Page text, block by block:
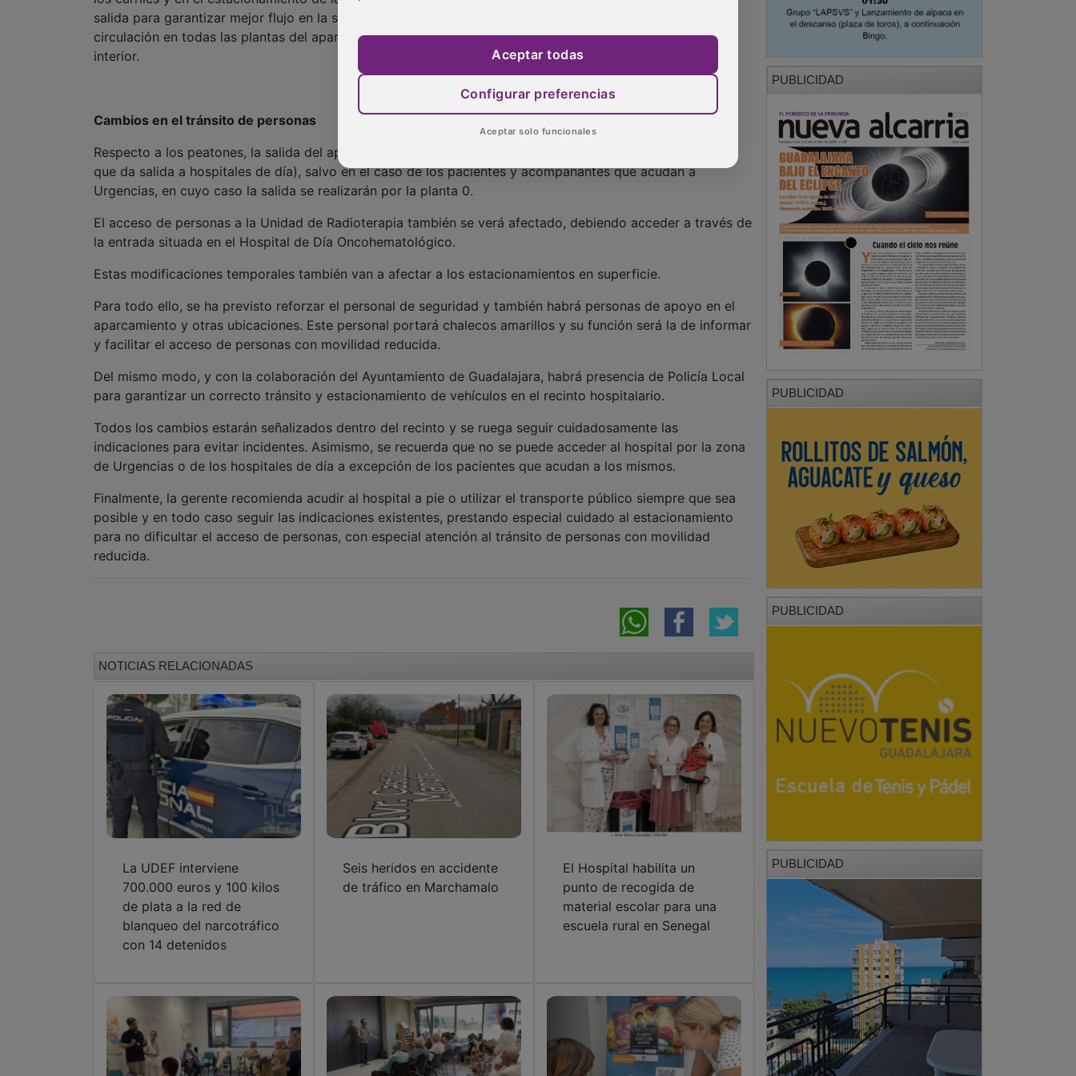
salida para garantizar mejor flujo en la salida. Del mismo modo, habrá cambios en los sentidos de
circulación en todas las plantas del aparcamiento, para lo que será necesario atender a la señalización
interior.
Cambios en el tránsito de personas
Respecto a los peatones, la salida del aparcamiento se realizará por la última planta del aparcamiento (la
que da salida a hospitales de día), salvo en el caso de los pacientes y acompañantes que acudan a
Urgencias, en cuyo caso la salida se realizarán por la planta 0.
El acceso de personas a la Unidad de Radioterapia también se verá afectado, debiendo acceder a través de
la entrada situada en el Hospital de Día Oncohematológico.
Estas modificaciones temporales también van a afectar a los estacionamientos en superficie.
Para todo ello, se ha previsto reforzar el personal de seguridad y también habrá personas de apoyo en el
aparcamiento y otras ubicaciones. Este personal portará chalecos amarillos y su función será la de informar
y facilitar el acceso de personas con movilidad reducida.
Del mismo modo, y con la colaboración del Ayuntamiento de Guadalajara, habrá presencia de Policía Local
para garantizar un correcto tránsito y estacionamiento de vehículos en el recinto hospitalario.
Todos los cambios estarán señalizados dentro del recinto y se ruega seguir cuidadosamente las
indicaciones para evitar incidentes. Asimismo, se recuerda que no se puede acceder al hospital por la zona
de Urgencias o de los hospitales de día a excepción de los pacientes que acudan a los mismos.
Finalmente, la gerente recomienda acudir al hospital a pie o utilizar el transporte público siempre que sea
posible y en todo caso seguir las indicaciones existentes, prestando especial cuidado al estacionamiento
para no dificultar el acceso de personas, con especial atención al tránsito de personas con movilidad
reducida.
NOTICIAS RELACIONADAS
La UDEF interviene
700.000 euros y 100 kilos
de plata a la red de
blanqueo del narcotráfico
con 14 detenidos
Seis heridos en accidente
de tráfico en Marchamalo
El Hospital habilita un
punto de recogida de
material escolar para una
escuela rural en Senegal
PUBLICIDAD
PUBLICIDAD
PUBLICIDAD
PUBLICIDAD
Aceptar todas
Configurar preferencias
Aceptar solo funcionales